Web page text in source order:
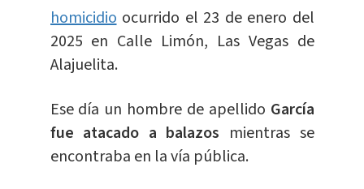
homicidio ocurrido el 23 de enero del
2025 en Calle Limón, Las Vegas de
Alajuelita.
Ese día un hombre de apellido García
fue atacado a balazos mientras se
encontraba en la vía pública.